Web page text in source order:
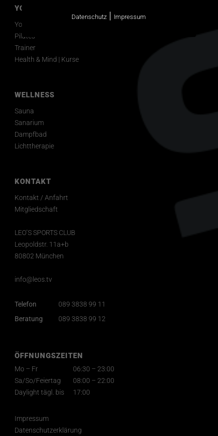
YOGASTUDIO
Yoga
Pilates
Trainer
Health & Mind | Kurse
WELLNESS
Sauna
Sanarium
Dampfbad
Lichttherapie
KONTAKT
Kontakt / Anfahrt
Mitgliedschaft
LEO’S SPORTS CLUB
Leopoldstr. 11a+b
80802 München
info@leos.tv
Telefon
089 3838 99 11
Beratung
089 3838 99 12
ÖFFNUNGSZEITEN
Mo – Fr
06:30 – 23:00
Sa/So/Feiertag
08:00 – 22:00
Daylight tägl. bis
17:00
Impressum
Datenschutzerklärung
Datenschutz | Impressum